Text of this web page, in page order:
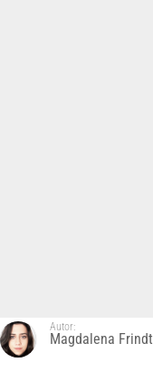
Autor:
Magdalena Frindt